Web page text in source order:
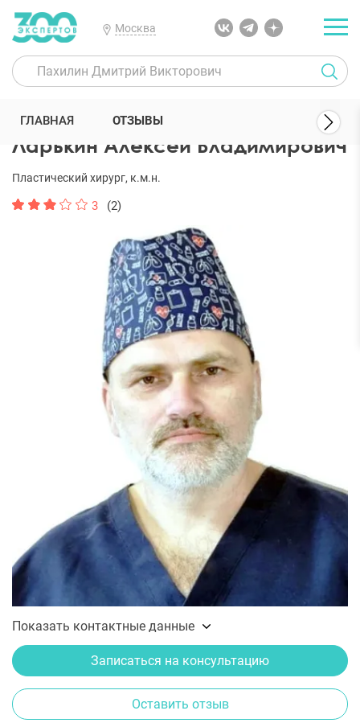
Москва
300 Экспертов Пластические хирурги Ларькин Алексей
Ларькин Алексей Владимирович
Пластический хирург, к.м.н.
3 (2)
Показать контактные данные
Записаться на консультацию
Оставить отзыв
ГЛАВНАЯ ОТЗЫВЫ